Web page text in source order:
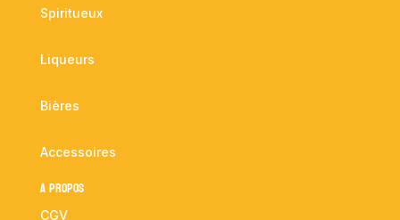
Spiritueux
Liqueurs
Bières
Accessoires
A propos
CGV